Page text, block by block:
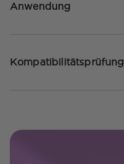
Anwendung
Kompatibilitätsprüfung